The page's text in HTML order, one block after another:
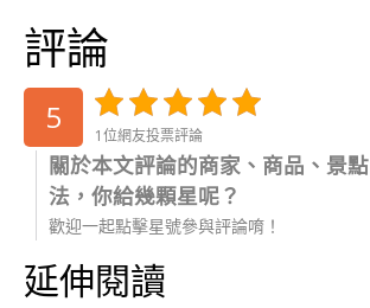
評論
5 1位網友投票評論
關於本文評論的商家、商品、景
法，你給幾顆星呢？
歡迎一起點擊星號參與評論唷！
延伸閱讀